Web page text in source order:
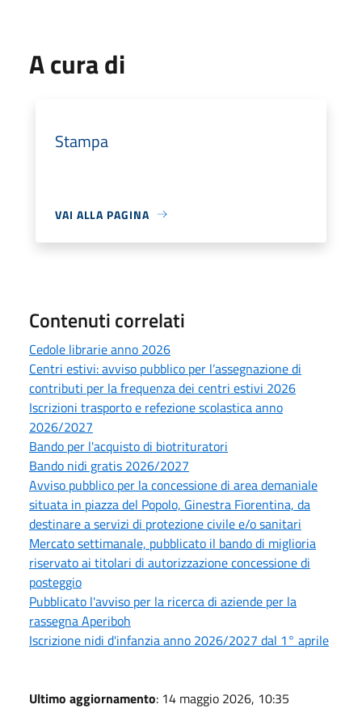
A cura di
Stampa
VAI ALLA PAGINA
Contenuti correlati
Cedole librarie anno 2026
Centri estivi: avviso pubblico per l’assegnazione di
contributi per la frequenza dei centri estivi 2026
Iscrizioni trasporto e refezione scolastica anno
2026/2027
Bando per l'acquisto di biotrituratori
Bando nidi gratis 2026/2027
Avviso pubblico per la concessione di area demaniale
situata in piazza del Popolo, Ginestra Fiorentina, da
destinare a servizi di protezione civile e/o sanitari
Mercato settimanale, pubblicato il bando di miglioria
riservato ai titolari di autorizzazione concessione di
posteggio
Pubblicato l'avviso per la ricerca di aziende per la
rassegna Aperiboh
Iscrizione nidi d'infanzia anno 2026/2027 dal 1° aprile
Ultimo aggiornamento: 14 maggio 2026, 10:35